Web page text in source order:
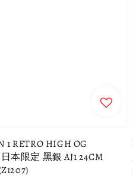
1 RETRO HIGH OG
本限定 黑銀 AJ1 24CM